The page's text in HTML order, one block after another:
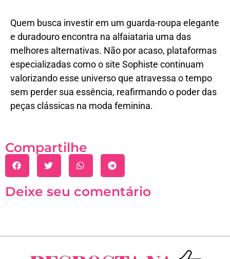
Quem busca investir em um guarda-roupa elegante
e duradouro encontra na alfaiataria uma das
melhores alternativas. Não por acaso, plataformas
especializadas como o site Sophiste continuam
valorizando esse universo que atravessa o tempo
sem perder sua essência, reafirmando o poder das
peças clássicas na moda feminina.
Compartilhe
Deixe seu comentário